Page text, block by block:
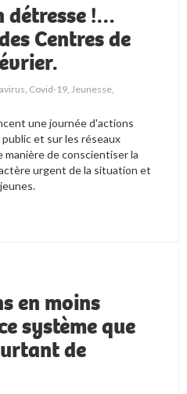
détresse !…
Centres de
Covid-19 Jeunesse
une journée d'actions
et sur les réseaux
manière de conscientiser la
urgent de la situation et
en moins
système que
de